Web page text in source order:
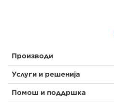
Производи
Услуги и решенија
Помош и поддршка